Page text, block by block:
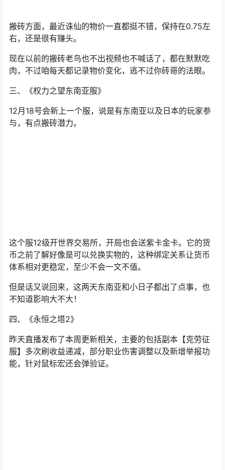
搬砖方面，最近诛仙的物价一直都挺不错，保持在0.75左
右，还是很有赚头。
现在以前的搬砖老鸟也不出视频也不喊话了，都在默默吃
肉，不过咱每天都记录物价变化，逃不过你砖哥的法眼。
三、《权力之望东南亚服》
12月18号会新上一个服，说是有东南亚以及日本的玩家参
与，有点搬砖潜力。
这个服12级开世界交易所，开局也会送紫卡金卡。它的货
币之前了解好像是可以兑换实物的，这种绑定关系让货币
体系相对更稳定，至少不会一文不值。
但是话又说回来，这两天东南亚和小日子都出了点事，也
不知道影响大不大！
四、《永恒之塔2》
昨天直播发布了本周更新相关，主要的包括副本【克劳征
服】多次刷收益递减，部分职业伤害调整以及新增举报功
能，针对鼠标宏还会弹验证。